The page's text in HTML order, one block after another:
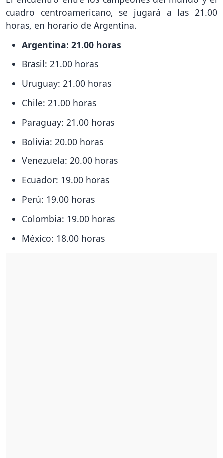
cuadro centroamericano, se jugará a las 21.00
horas, en horario de Argentina.
Argentina: 21.00 horas
Brasil: 21.00 horas
Uruguay: 21.00 horas
Chile: 21.00 horas
Paraguay: 21.00 horas
Bolivia: 20.00 horas
Venezuela: 20.00 horas
Ecuador: 19.00 horas
Perú: 19.00 horas
Colombia: 19.00 horas
México: 18.00 horas